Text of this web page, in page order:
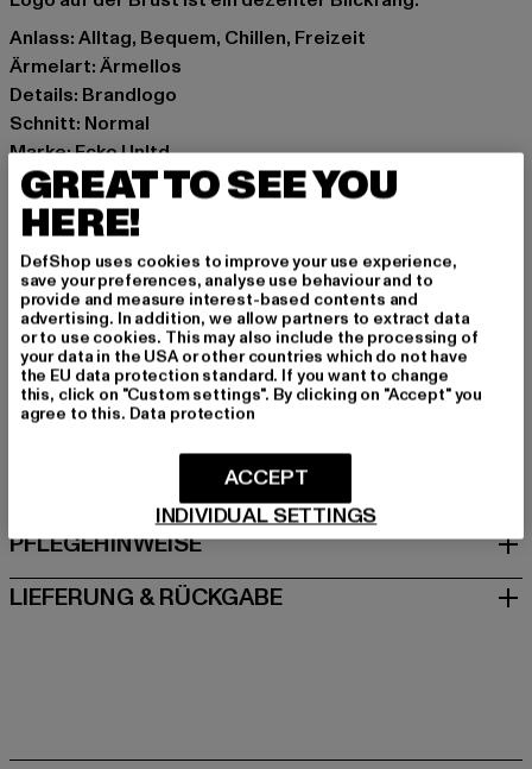
Anlass: Alltag, Bequem, Chillen, Freizeit
Ärmelart: Ärmellos
Details: Brandlogo
Schnitt: Normal
Marke: Ecko Unltd.
Kat.: Tank Tops
Farbe: rot
Hersteller Farbe: cherrytomato
Materialzusammensetzung: 100% Baumwolle
Art.Nr: ECKOTT1021-21426
Hersteller: TB International GmbH |info@tbint.de
Dr.-Robert-Murjahn-Straße 7 | 64372 Ober-Ramstadt |
DE
GRÖSSE & PASSFORM
PFLEGEHINWEISE
LIEFERUNG & RÜCKGABE
GREAT TO SEE YOU
HERE!
DefShop uses cookies to improve your use experience,
save your preferences, analyse use behaviour and to
provide and measure interest-based contents and
advertising. In addition, we allow partners to extract data
or to use cookies. This may also include the processing of
your data in the USA or other countries which do not have
the EU data protection standard. If you want to change
this, click on "Custom settings". By clicking on "Accept" you
agree to this. Data protection
INDIVIDUAL SETTINGS
ACCEPT